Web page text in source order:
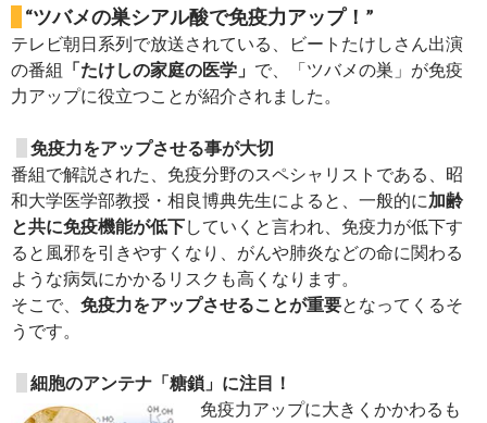
“ツバメの巣シアル酸で免疫力アップ！”
テレビ朝日系列で放送されている、ビートたけしさん出演
の番組 「たけしの家庭の医学」 で、「ツバメの巣」が免疫
力アップに役立つことが紹介されました。
免疫力をアップさせる事が大切
番組で解説された、免疫分野のスペシャリストである、昭
和大学医学部教授・相良博典先生によると、一般的に加齢
と共に免疫機能が低下していくと言われ、免疫力が低下す
ると風邪を引きやすくなり、がんや肺炎などの命に関わる
ような病気にかかるリスクも高くなります。
そこで、 免疫力をアップさせることが重要となってくるそ
うです。
細胞のアンテナ「糖鎖」に注目！
免疫力アップに大きくかかわるも